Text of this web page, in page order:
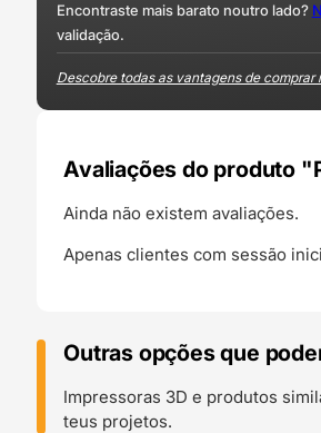
Encontraste mais barato noutro lado?
validação.
Descobre todas as vantagens de comprar
Avaliações do produto
Ainda não existem avaliações.
Apenas clientes com sessão
Outras opções que
Impressoras 3D e produtos
teus projetos.